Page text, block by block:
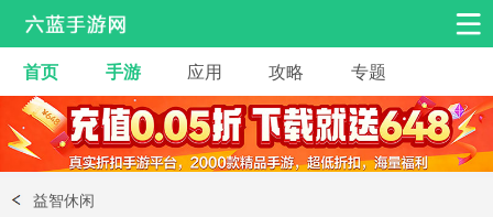
安卓手游 手游工具
热门手游 角色扮演 益智休闲
动作射击
首页 手游 应用 攻略 专题
益智休闲